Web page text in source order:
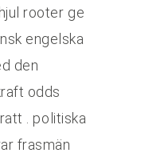
rooter ge
engelska
den
odds
. politiska
frasmän